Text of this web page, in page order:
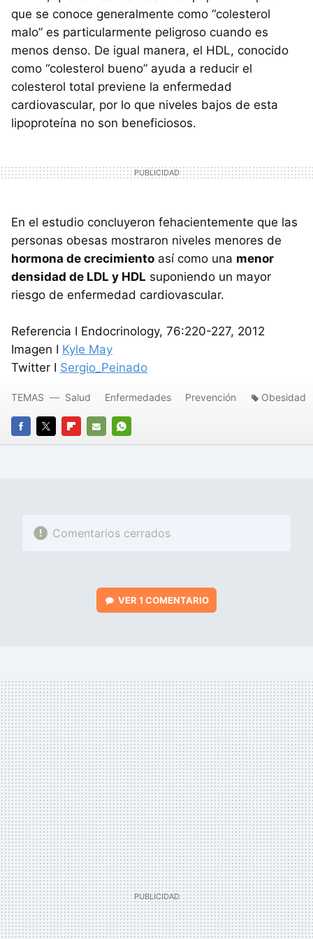
que se conoce generalmente como “colesterol
malo” es particularmente peligroso cuando es
menos denso. De igual manera, el HDL, conocido
como “colesterol bueno” ayuda a reducir el
colesterol total previene la enfermedad
cardiovascular, por lo que niveles bajos de esta
lipoproteína no son beneficiosos.
En el estudio concluyeron fehacientemente que las
personas obesas mostraron niveles menores de
hormona de crecimiento así como una menor
densidad de LDL y HDL suponiendo un mayor
riesgo de enfermedad cardiovascular.
Referencia I Endocrinology, 76:220-227, 2012
Imagen I Kyle May
Twitter I Sergio_Peinado
FACEBOOK
TWITTERFLIPBOARD
E-
WHATSAPP
TEMAS Salud Enfermedades Prevención Obesidad
Comentarios cerrados
VER 1 COMENTARIO